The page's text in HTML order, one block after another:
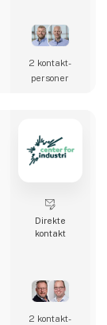
2 kontakt­
personer
Direkte
kontakt
2 kontakt­